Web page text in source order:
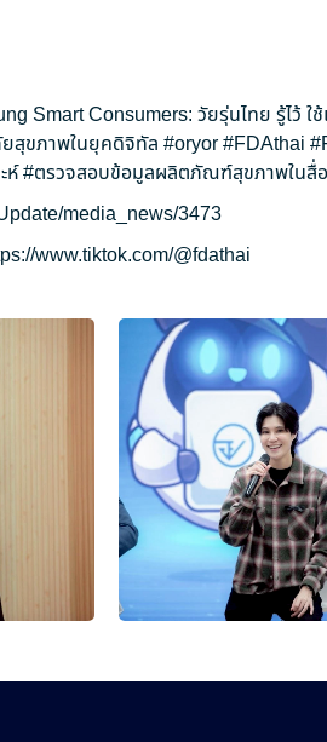
Consumers: วัยรุ่นไทย รู้ไว้ ใ
สุขภาพในยุคดิจิทัล #oryor#FDAthai
ห์#ตรวจสอบข้อมูลผลิตภัณฑ์สุขภาพในสื่
media_news/3473
www.tiktok.com/@fdathai